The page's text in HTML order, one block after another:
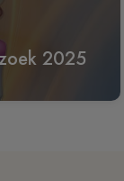
2025